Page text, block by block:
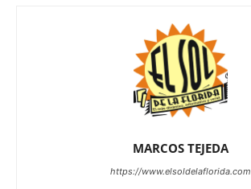
MARCOS TEJEDA
https://www.elsoldelaflorida.com